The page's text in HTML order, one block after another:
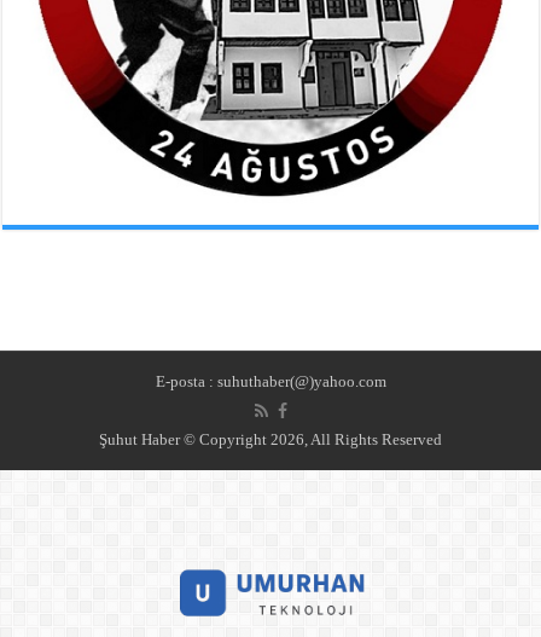
E-posta : suhuthaber(@)yahoo.com
Şuhut Haber © Copyright 2026, All Rights Reserved